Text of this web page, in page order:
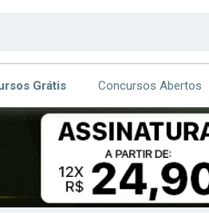
Grátis Concursos Abertos